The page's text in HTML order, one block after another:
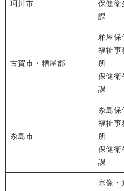
珂川市
保健衛
課
古賀市・糟屋郡
粕屋保
福祉事
所
保健衛
課
糸島市
糸島保
福祉事
所
保健衛
課
宗像・